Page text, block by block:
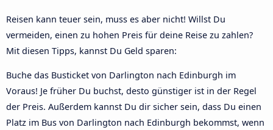
Reisen kann teuer sein, muss es aber nicht! Willst Du
vermeiden, einen zu hohen Preis für deine Reise zu zahlen?
Mit diesen Tipps, kannst Du Geld sparen:
Buche das Busticket von Darlington nach Edinburgh im
Voraus! Je früher Du buchst, desto günstiger ist in der Regel
der Preis. Außerdem kannst Du dir sicher sein, dass Du einen
Platz im Bus von Darlington nach Edinburgh bekommst, wenn